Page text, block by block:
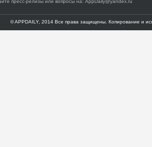
© APPDAILY, 2014 Все права защищены. Копирование и